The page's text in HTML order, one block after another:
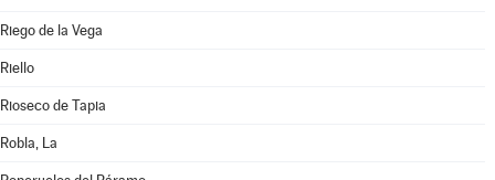
Riego de la Vega
Riello
Rioseco de Tapia
Robla, La